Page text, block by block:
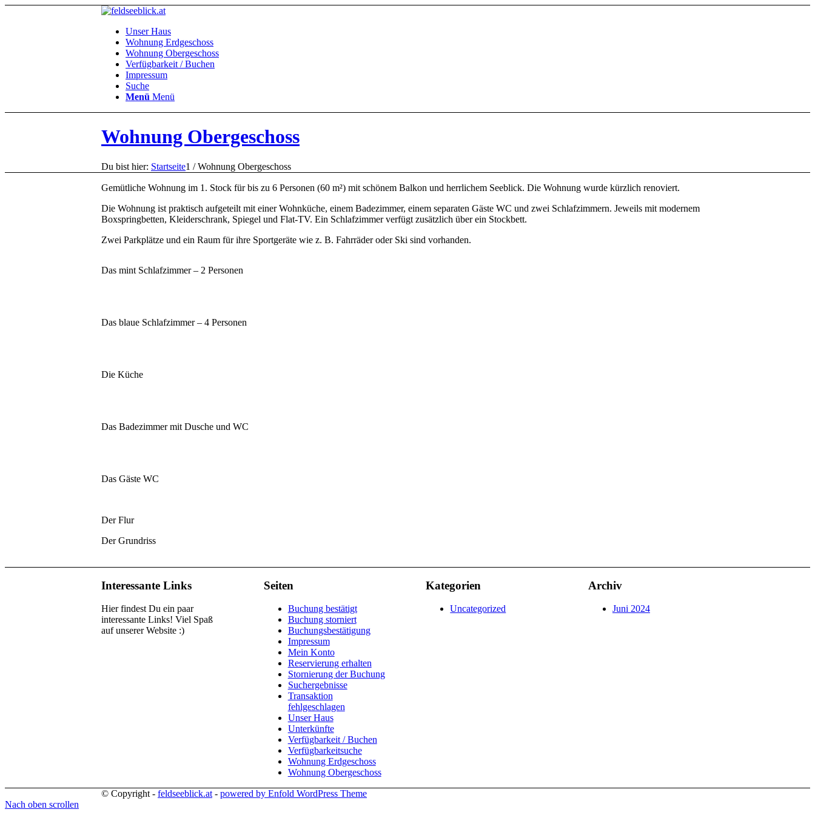
Unser Haus
Wohnung Erdgeschoss
Wohnung Obergeschoss
Verfügbarkeit / Buchen
Impressum
Suche
Menü Menü
Wohnung Obergeschoss
Du bist hier: Startseite1 / Wohnung Obergeschoss
Gemütliche Wohnung im 1. Stock für bis zu 6 Personen (60 m²) mit schönem Balkon und herrlichem Seeblick. Die Wohnung wurde kürzlich renoviert.
Die Wohnung ist praktisch aufgeteilt mit einer Wohnküche, einem Badezimmer, einem separaten Gäste WC und zwei Schlafzimmern. Jeweils mit modernem
Boxspringbetten, Kleiderschrank, Spiegel und Flat-TV. Ein Schlafzimmer verfügt zusätzlich über ein Stockbett.
Zwei Parkplätze und ein Raum für ihre Sportgeräte wie z. B. Fahrräder oder Ski sind vorhanden.
Das mint Schlafzimmer – 2 Personen
Das blaue Schlafzimmer – 4 Personen
Die Küche
Das Badezimmer mit Dusche und WC
Das Gäste WC
Der Flur
Der Grundriss
Interessante Links
Hier findest Du ein paar
interessante Links! Viel Spaß
auf unserer Website :)
Seiten
Buchung bestätigt
Buchung storniert
Buchungsbestätigung
Impressum
Mein Konto
Reservierung erhalten
Stornierung der Buchung
Suchergebnisse
Transaktion
fehlgeschlagen
Unser Haus
Unterkünfte
Verfügbarkeit / Buchen
Verfügbarkeitsuche
Wohnung Erdgeschoss
Wohnung Obergeschoss
Kategorien
Uncategorized
Archiv
Juni 2024
© Copyright - feldseeblick.at - powered by Enfold WordPress Theme
Nach oben scrollen